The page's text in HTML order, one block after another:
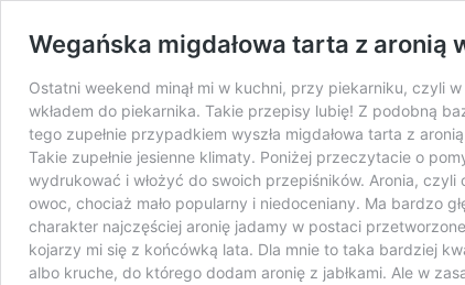
Wegańska migdałowa tarta z aronią
Ostatni weekend minął mi w kuchni, przy piekarniku, czyli
wkładem do piekarnika. Takie przepisy lubię! Z podobną
tego zupełnie przypadkiem wyszła migdałowa tarta z
Takie zupełnie jesienne klimaty. Poniżej przeczytacie o
wydrukować i włożyć do swoich przepiśników. Aronia,
owoc, chociaż mało popularny i niedoceniany. Ma bardzo
charakter najczęściej aronię jadamy w postaci
kojarzy mi się z końcówką lata. Dla mnie to taka bardziej
albo kruche, do którego dodam aronię z jabłkami. Ale w